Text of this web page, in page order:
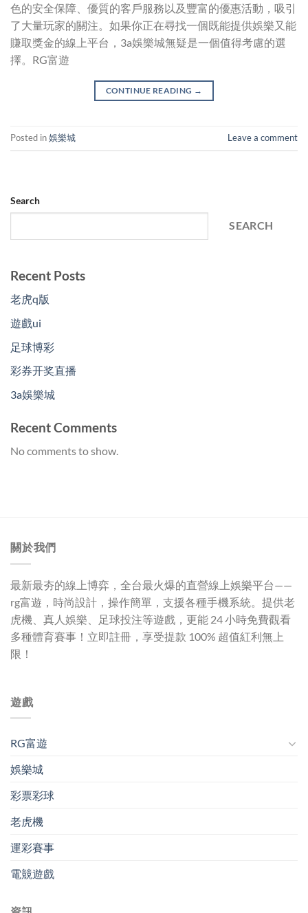
色的安全保障、優質的客戶服務以及豐富的優惠活動，吸引
了大量玩家的關注。如果你正在尋找一個既能提供娛樂又能
賺取獎金的線上平台，3a娛樂城無疑是一個值得考慮的選
擇。RG富遊
CONTINUE READING →
Posted in娛樂城 Leave a comment
Search
SEARCH
Recent Posts
老虎q版
遊戲ui
足球博彩
彩券开奖直播
3a娛樂城
Recent Comments
No comments to show.
關於我們
最新最夯的線上博弈，全台最火爆的直營線上娛樂平台——
rg富遊 ，時尚設計，操作簡單，支援各種手機系統。提供老
虎機、真人娛樂、足球投注等遊戲，更能 24 小時免費觀看
多種體育賽事！立即註冊，享受提款 100% 超值紅利無上
限！
遊戲
RG富遊
娛樂城
彩票彩球
老虎機
運彩賽事
電競遊戲